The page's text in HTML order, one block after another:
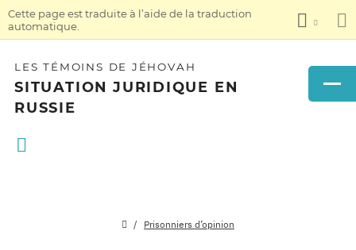
Cette page est traduite à l’aide de la traduction
automatique.
LES TÉMOINS DE JÉHOVAH
SITUATION JURIDIQUE EN
RUSSIE
Prisonniers d’opinion